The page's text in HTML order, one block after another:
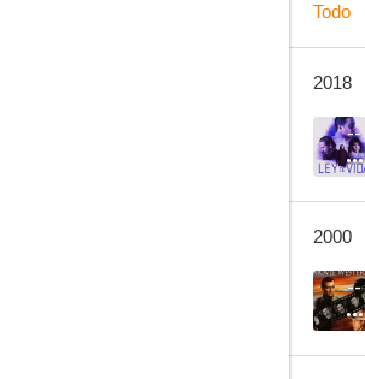
Todo
2018
--
2000
--